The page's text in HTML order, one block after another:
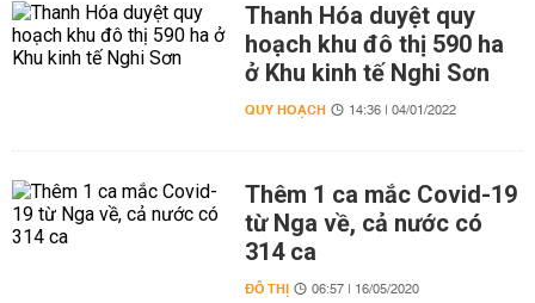
Thanh Hóa duyệt quy
hoạch khu đô thị 590 ha
ở Khu kinh tế Nghi Sơn
QUY HOẠCH 14:36 | 04/01/2022
Thêm 1 ca mắc Covid-19
từ Nga về, cả nước có
314 ca
ĐÔ THỊ 06:57 | 16/05/2020